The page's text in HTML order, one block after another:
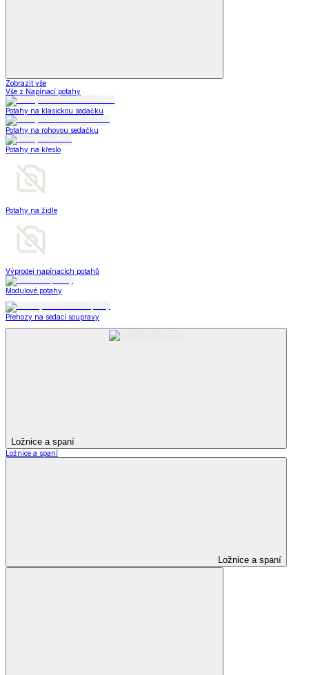
Zobrazit vše
Vše z Napínací potahy
Potahy na klasickou sedačku
Potahy na rohovou sedačku
Potahy na křeslo
Potahy na židle
Výprodej napínacích potahů
Modulové potahy
Přehozy na sedací soupravy
Ložnice a spaní
Ložnice a spaní
Ložnice a spaní